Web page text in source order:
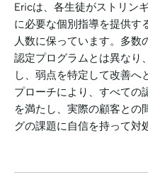
Ericは、各生徒がストリン
に必要な個別指導を提供す
人数に保っています。多数
認定プログラムとは異なり
し、弱点を特定して改善へ
プローチにより、すべての
を満たし、実際の顧客との
グの課題に自信を持って対